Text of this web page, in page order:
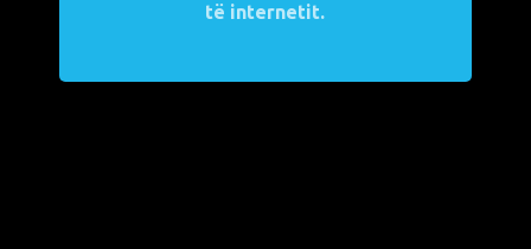
të internetit.